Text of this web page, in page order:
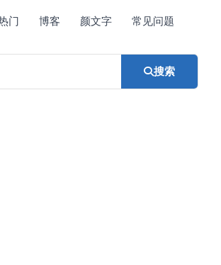
门 博客 颜文字 常见问题
搜索